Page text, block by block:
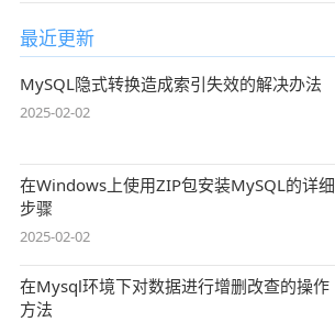
最近更新
MySQL隐式转换造成索引失效的解决办法
2025-02-02
在Windows上使用ZIP包安装MySQL的详细
步骤
2025-02-02
在Mysql环境下对数据进行增删改查的操作
方法